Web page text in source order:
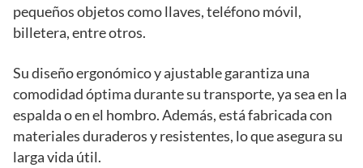
pequeños objetos como llaves, teléfono móvil,
billetera, entre otros.
Su diseño ergonómico y ajustable garantiza una
comodidad óptima durante su transporte, ya sea en la
espalda o en el hombro. Además, está fabricada con
materiales duraderos y resistentes, lo que asegura su
larga vida útil.